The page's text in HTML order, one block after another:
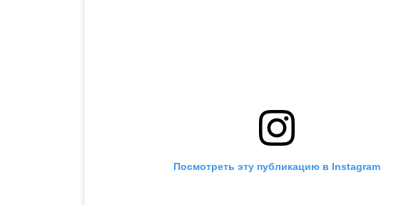
Посмотреть эту публикацию в Instagram